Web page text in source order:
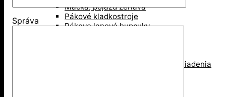
Mačka, pojazd žeriava
Pákové kladkostroje
Pákove lanové hupcuky
Prísavky a Vakuové zdvíhacie zariadenia
Správa